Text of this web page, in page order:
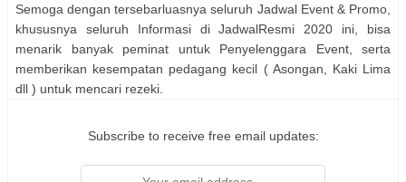
Semoga dengan tersebarluasnya seluruh Jadwal Event & Promo,
khususnya seluruh Informasi di JadwalResmi 2020 ini, bisa
menarik banyak peminat untuk Penyelenggara Event, serta
memberikan kesempatan pedagang kecil ( Asongan, Kaki Lima
dll ) untuk mencari rezeki.
Subscribe to receive free email updates: